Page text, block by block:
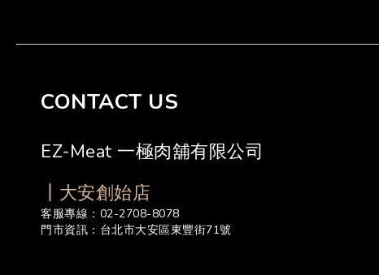
CONTACT US
EZ-Meat 一極肉舖有限公司
┃大安創始店
客服專線：02-2708-8078
門市資訊：台北市大安區東豐街71號